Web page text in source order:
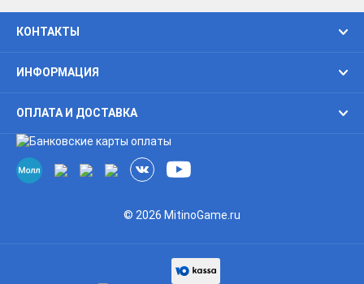
КОНТАКТЫ
ИНФОРМАЦИЯ
ОПЛАТА И ДОСТАВКА
© 2026 MitinoGame.ru